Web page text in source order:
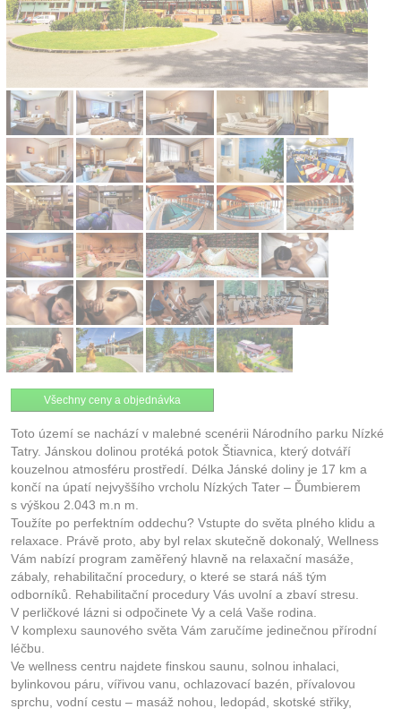
Všechny ceny a objednávka
Toto území se nachází v malebné scenérii Národního parku Nízké
Tatry. Jánskou dolinou protéká potok Štiavnica, který dotváří
kouzelnou atmosféru prostředí. Délka Jánské doliny je 17 km a
končí na úpatí nejvyššího vrcholu Nízkých Tater – Ďumbierem
s výškou 2.043 m.n m.
Toužíte po perfektním oddechu? Vstupte do světa plného klidu a
relaxace. Právě proto, aby byl relax skutečně dokonalý, Wellness
Vám nabízí program zaměřený hlavně na relaxační masáže,
zábaly, rehabilitační procedury, o které se stará náš tým
odborníků. Rehabilitační procedury Vás uvolní a zbaví stresu.
V perličkové lázni si odpočinete Vy a celá Vaše rodina.
V komplexu saunového světa Vám zaručíme jedinečnou přírodní
léčbu.
Ve wellness centru najdete finskou saunu, solnou inhalaci,
bylinkovou páru, vířivou vanu, ochlazovací bazén, přívalovou
sprchu, vodní cestu – masáž nohou, ledopád, skotské střiky,